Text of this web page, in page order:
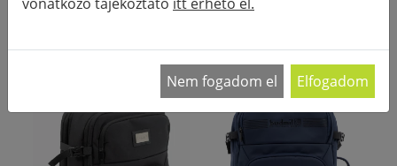
- 30%
Nem fogadom el Elfogadom